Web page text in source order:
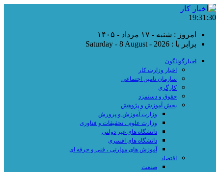
19:31:30
امروز : شنبه - ۱۷ مرداد - ۱۴۰۵
برابر با : Saturday - 8 August - 2026
اخبارگوناگون
اخبار وزارت کار
سازمان تامین اجتماعی
کارگری
حقوق و دستمزد
بخش آموزش و پژوهش
وزارت آموزش و پرورش
وزارت علوم ، تحقیقات و فناوری
دانشگاه های غیر دولتی
دانشگاه های افسری
آموزش های مهارتی ، فنی و حرفه ای
اقتصاد
صنعت